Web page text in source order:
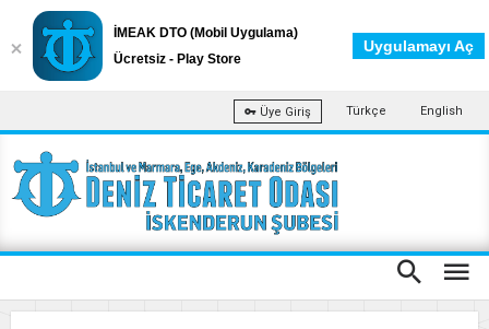
Üye Giriş Türkçe English
İMEAK DTO (Mobil Uygulama)
Ücretsiz - Play Store
Uygulamayı Aç